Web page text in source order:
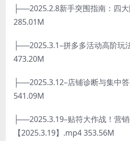
├──2025.2.8新手突围指南：四
285.01M
├──2025.3.1–拼多多活动高阶玩
473.20M
├──2025.3.12–店铺诊断与集中
541.09M
├──2025.3.19–贴符大作战！营
【2025.3.19】.mp4 353.56M